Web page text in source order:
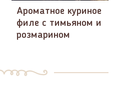
Ароматное куриное
филе с тимьяном и
розмарином